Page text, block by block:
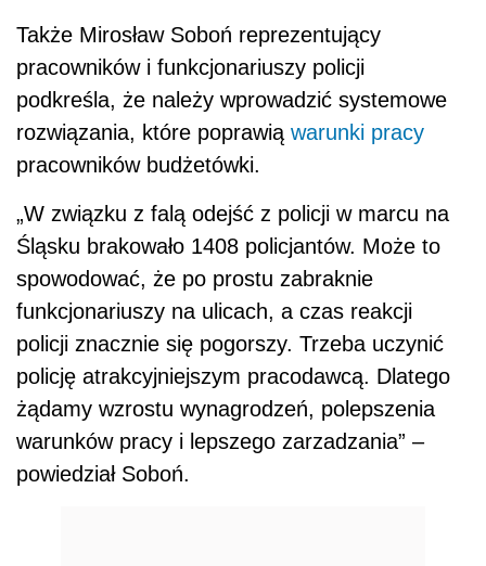
Także Mirosław Soboń reprezentujący
pracowników i funkcjonariuszy policji
podkreśla, że należy wprowadzić systemowe
rozwiązania, które poprawią warunki pracy
pracowników budżetówki.
„W związku z falą odejść z policji w marcu na
Śląsku brakowało 1408 policjantów. Może to
spowodować, że po prostu zabraknie
funkcjonariuszy na ulicach, a czas reakcji
policji znacznie się pogorszy. Trzeba uczynić
policję atrakcyjniejszym pracodawcą. Dlatego
żądamy wzrostu wynagrodzeń, polepszenia
warunków pracy i lepszego zarzadzania” –
powiedział Soboń.